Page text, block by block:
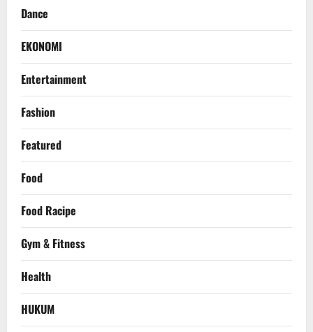
Dance
EKONOMI
Entertainment
Fashion
Featured
Food
Food Racipe
Gym & Fitness
Health
HUKUM